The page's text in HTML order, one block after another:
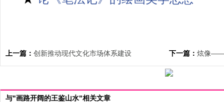
上一篇： 创新推动现代文化市场体系建设 下一篇： 炫像——
与"画路开阔的王鉴山水"相关文章